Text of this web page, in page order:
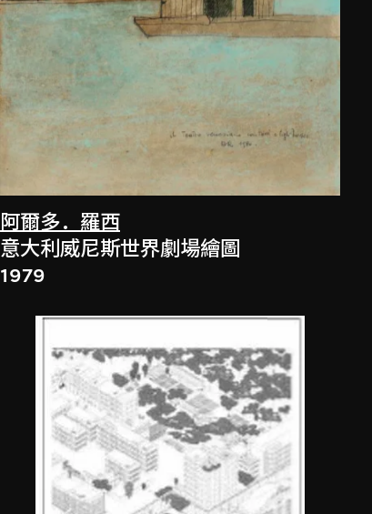
阿爾多．羅西
意大利威尼斯世界劇場繪圖
1979